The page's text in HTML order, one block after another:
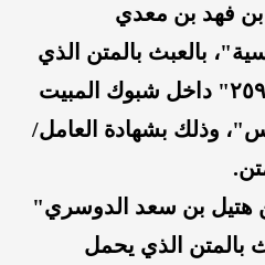
بن فهد بن معدي
بالعبث بالمتن الذي
يحمل رقم المشاركة "٢٥٩٢" داخل شبوك المبيت
وذلك بشهادة العامل/
هتيل بن سعد الدوسري"
بالمتن الذي يحمل